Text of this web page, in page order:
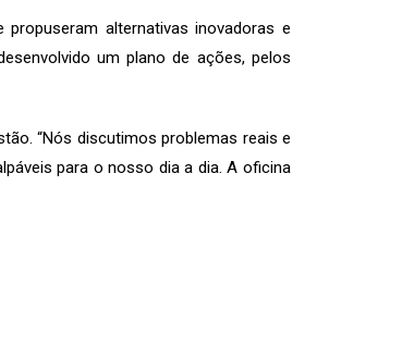
alternativas inovadoras e
um plano de ações, pelos
“Nós discutimos problemas reais e
para o nosso dia a dia. A oficina